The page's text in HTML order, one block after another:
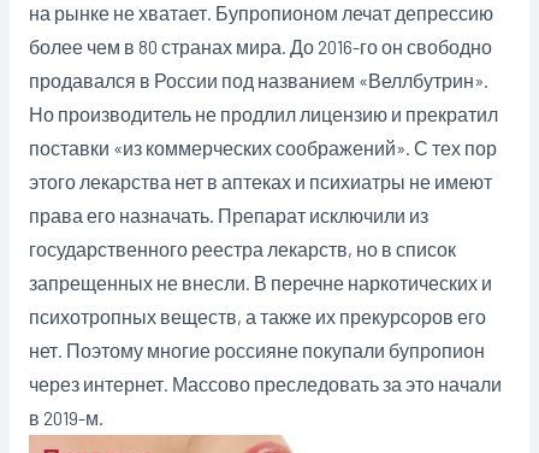
на рынке не хватает. Бупропионом лечат депрессию
более чем в 80 странах мира. До 2016-го он свободно
продавался в России под названием «Веллбутрин».
Но производитель не продлил лицензию и прекратил
поставки «из коммерческих соображений». С тех пор
этого лекарства нет в аптеках и психиатры не имеют
права его назначать. Препарат исключили из
государственного реестра лекарств, но в список
запрещенных не внесли. В перечне наркотических и
психотропных веществ, а также их прекурсоров его
нет. Поэтому многие россияне покупали бупропион
через интернет. Массово преследовать за это начали
в 2019-м.